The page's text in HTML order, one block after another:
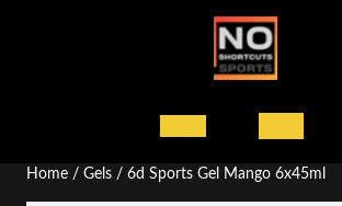
Open
knop
Home / Gels / 6d Sports Gel Mango 6x45ml